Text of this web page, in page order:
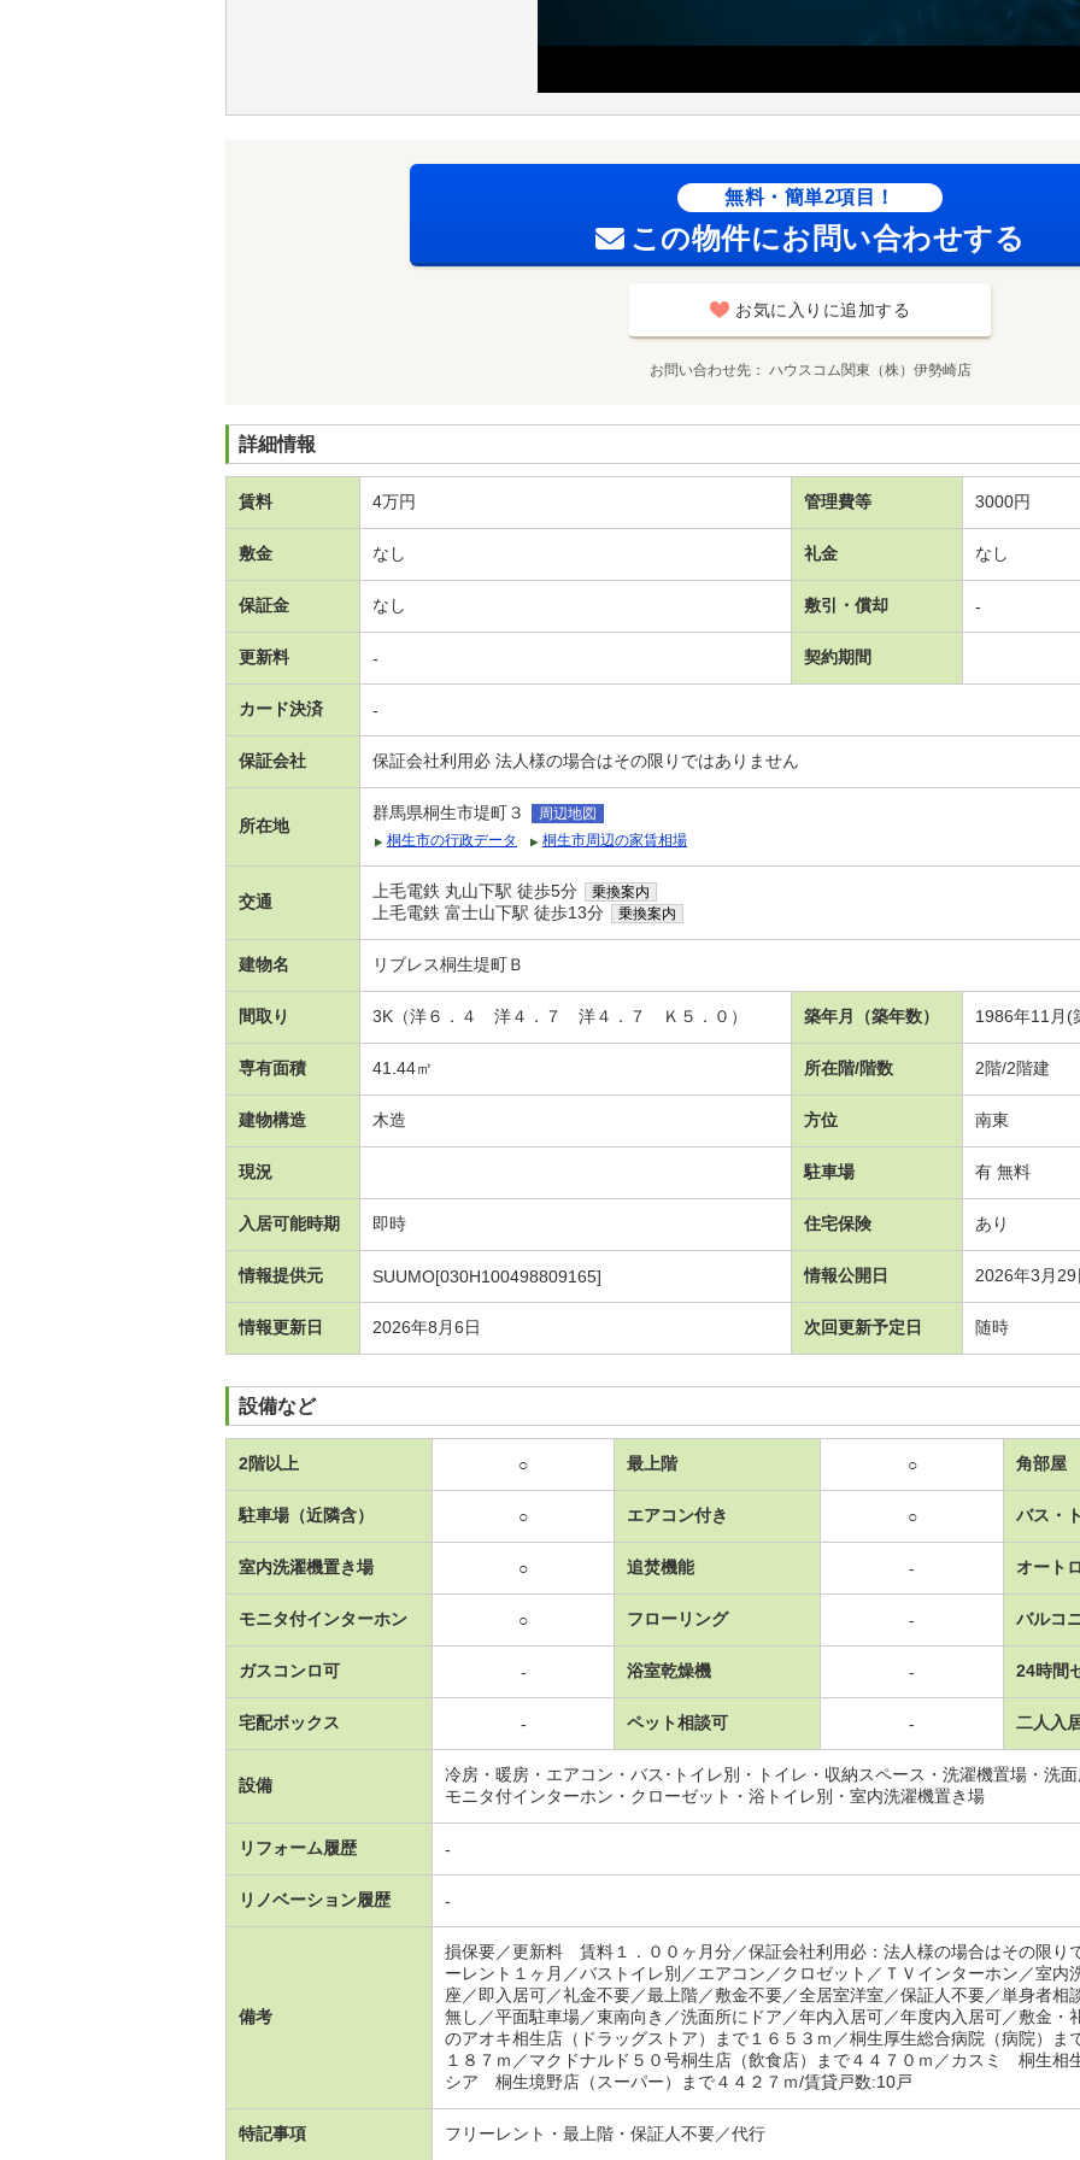
無料・簡単2項目！
この物件にお問い合わせする
お気に入りに追加する
お問い合わせ先 ハウスコム関東（株）伊勢崎店
詳細情報
賃料 4万円 管理費等 3000円
敷金 なし 礼金 なし
保証金 なし 敷引・償却 -
更新料 - 契約期間
カード決済 -
保証会社 保証会社利用必 法人様の場合はその限りではありません
所在地
群馬県桐生市堤町３
周辺地図
桐生市の行政データ
桐生市周辺の家賃相場
交通
上毛電鉄 丸山下駅 徒歩5分 乗換案内
上毛電鉄 富士山下駅 徒歩13分 乗換案内
建物名 リブレス桐生堤町Ｂ
間取り 3K（洋６．４ 洋４．７ 洋４．７ Ｋ５．０） 築年月（築年数） 1986年11月(
専有面積 41.44㎡ 所在階/階数 2階/2階建
建物構造 木造 方位 南東
現況 駐車場 有 無料
入居可能時期 即時 住宅保険 あり
情報提供元 SUUMO[030H100498809165] 情報公開日 2026年3月29
情報更新日 2026年8月6日 次回更新予定日 随時
設備など
2階以上 ○ 最上階 ○ 角部屋
駐車場（近隣含） ○ エアコン付き ○ バス・
室内洗濯機置き場 ○ 追焚機能 - オート
モニタ付インターホン ○ フローリング - バルコ
ガスコンロ可 - 浴室乾燥機 - 24時間
宅配ボックス - ペット相談可 - 二人入
設備
冷房・暖房・エアコン・バス･トイレ別・トイレ・収納スペース・洗濯機置場・洗
モニタ付インターホン・クローゼット・浴トイレ別・室内洗濯機置き場
リフォーム履歴 -
リノベーション履歴 -
備考
損保要／更新料 賃料１．００ヶ月分／保証会社利用必：法人様の場合はその限り
ーレント１ヶ月／バストイレ別／エアコン／クロゼット／ＴＶインターホン／室内
座／即入居可／礼金不要／最上階／敷金不要／全居室洋室／保証人不要／単身者相
無し／平面駐車場／東南向き／洗面所にドア／年内入居可／年度内入居可／敷金
のアオキ相生店（ドラッグストア）まで１６５３ｍ／桐生厚生総合病院（病院）ま
１８７ｍ／マクドナルド５０号桐生店（飲食店）まで４４７０ｍ／カスミ 桐生相
シア 桐生境野店（スーパー）まで４４２７ｍ/賃貸戸数:10戸
特記事項 フリーレント・最上階・保証人不要／代行